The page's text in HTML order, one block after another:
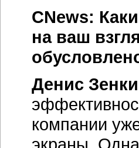
CNews:
на ваш
Денис
компании